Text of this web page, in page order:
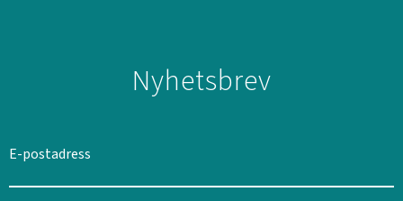
Nyhetsbrev